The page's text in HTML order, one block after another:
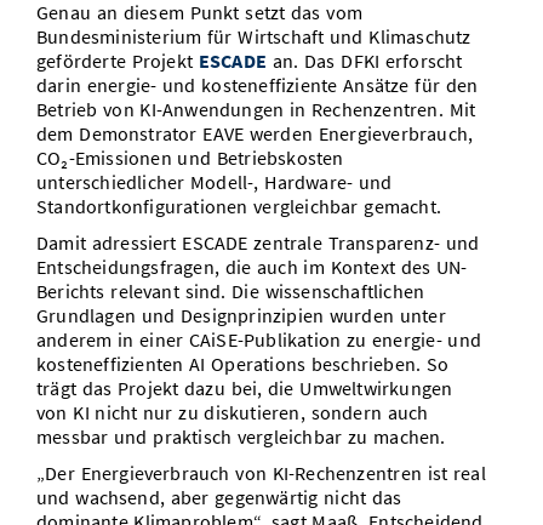
Genau an diesem Punkt setzt das vom
Bundesministerium für Wirtschaft und Klimaschutz
geförderte Projekt ESCADE an. Das DFKI erforscht
darin energie- und kosteneffiziente Ansätze für den
Betrieb von KI-Anwendungen in Rechenzentren. Mit
dem Demonstrator EAVE werden Energieverbrauch,
CO₂-Emissionen und Betriebskosten
unterschiedlicher Modell-, Hardware- und
Standortkonfigurationen vergleichbar gemacht.
Damit adressiert ESCADE zentrale Transparenz- und
Entscheidungsfragen, die auch im Kontext des UN-
Berichts relevant sind. Die wissenschaftlichen
Grundlagen und Designprinzipien wurden unter
anderem in einer CAiSE-Publikation zu energie- und
kosteneffizienten AI Operations beschrieben. So
trägt das Projekt dazu bei, die Umweltwirkungen
von KI nicht nur zu diskutieren, sondern auch
messbar und praktisch vergleichbar zu machen.
„Der Energieverbrauch von KI-Rechenzentren ist real
und wachsend, aber gegenwärtig nicht das